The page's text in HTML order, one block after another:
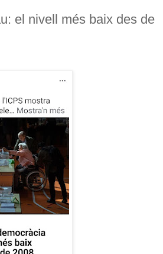
el nivell més baix des de